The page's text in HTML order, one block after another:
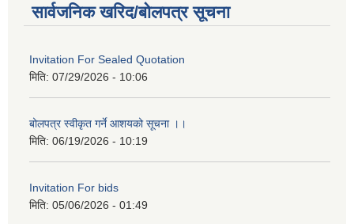
सार्वजनिक खरिद/बोलपत्र सूचना
Invitation For Sealed Quotation
मिति: 07/29/2026 - 10:06
बोलपत्र स्वीकृत गर्ने आशयको सूचना ।।
मिति: 06/19/2026 - 10:19
Invitation For bids
मिति: 05/06/2026 - 01:49